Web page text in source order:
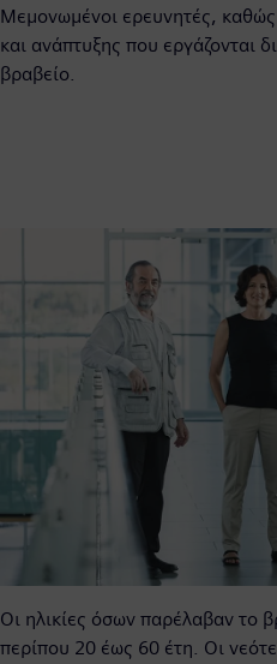
Μεμονωμένοι ερευνητές,
και ανάπτυξης που εργάζονται
βραβείο.
Οι ηλικίες όσων παρέλαβαν το
περίπου 20 έως 60 έτη. Οι